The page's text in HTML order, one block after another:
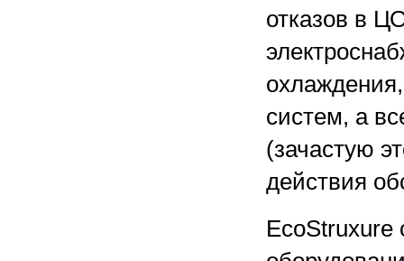
отказов в
систем, а
(зачастую
действия
EcoStruxure